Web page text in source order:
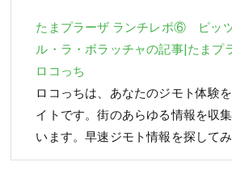
たまプラーザ ランチレポ⑥ ピッ
ル・ラ・ボラッチャの記事|たまプ
ロコっち
ロコっちは、あなたのジモト体験
イトです。街のあらゆる情報を収
います。早速ジモト情報を探してみ